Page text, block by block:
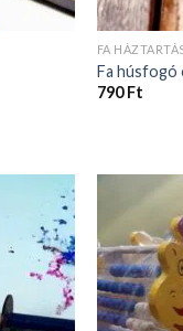
FA
Fa húsfogó
790Ft